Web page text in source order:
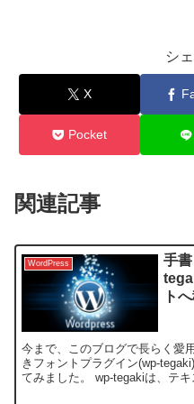
シ
X
Pocket
関連記事
WordPress
手
ト
今まで、このブログで長らく愛
きフォントプラグイン(wp-
てみました。 wp-tegakiは、テ